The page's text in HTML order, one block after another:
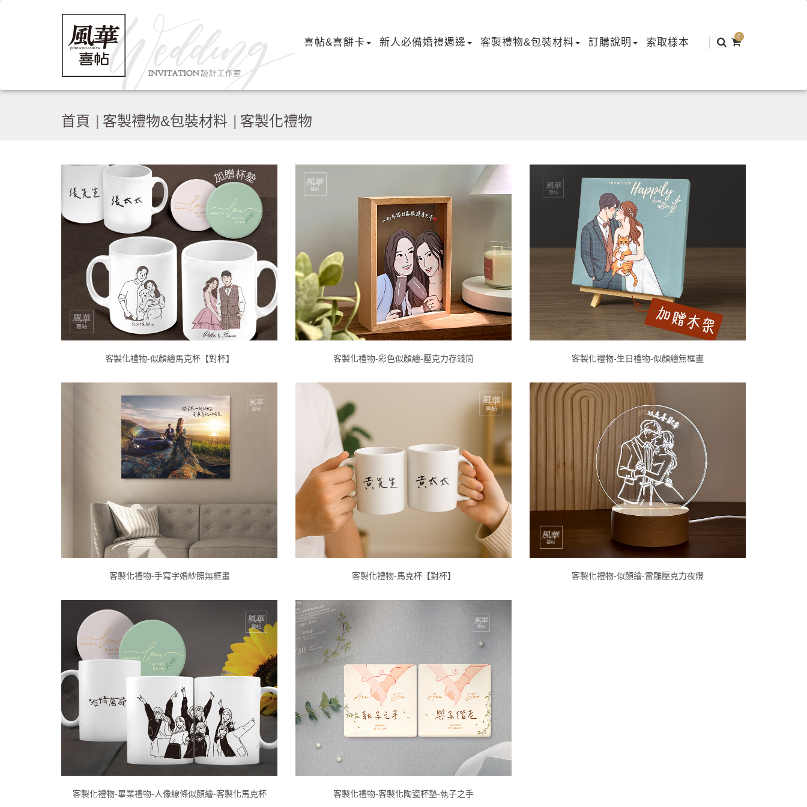
喜帖&喜餅卡 新人必備婚禮週邊 客製禮物&包裝材料 訂購說明 索取樣本
0
首頁 客製禮物&包裝材料 客製化禮物
客製化禮物-似顏繪馬克杯【對杯】 客製化禮物-彩色似顏繪-壓克力存錢筒 客製化禮物-生日禮物-似顏繪無框畫
客製化禮物-手寫字婚紗照無框畫 客製化禮物-馬克杯【對杯】 客製化禮物-似顏繪-雷雕壓克力夜燈
客製化禮物-畢業禮物-人像線條似顏繪-客製化馬克杯 客製化禮物-客製化陶瓷杯墊-執子之手